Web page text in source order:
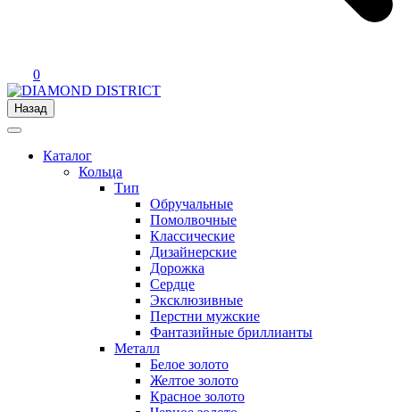
0
Назад
Каталог
Кольца
Тип
Обручальные
Помолвочные
Классические
Дизайнерские
Дорожка
Сердце
Эксклюзивные
Перстни мужские
Фантазийные бриллианты
Металл
Белое золото
Желтое золото
Красное золото